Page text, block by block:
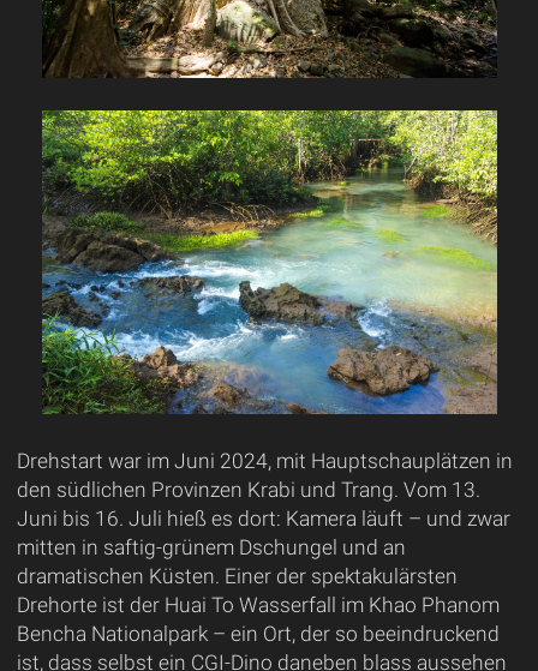
Drehstart war im Juni 2024, mit Hauptschauplätzen in
den südlichen Provinzen Krabi und Trang. Vom 13.
Juni bis 16. Juli hieß es dort: Kamera läuft – und zwar
mitten in saftig-grünem Dschungel und an
dramatischen Küsten. Einer der spektakulärsten
Drehorte ist der Huai To Wasserfall im Khao Phanom
Bencha Nationalpark – ein Ort, der so beeindruckend
ist, dass selbst ein CGI-Dino daneben blass aussehen